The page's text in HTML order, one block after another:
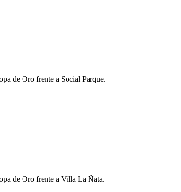
de Oro frente a Social Parque.
de Oro frente a Villa La Ñata.